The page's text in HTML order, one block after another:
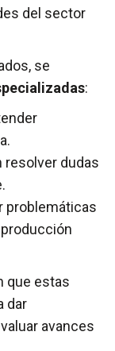
del sector
se
:
resolver dudas
problemáticas
que estas
dar
avances